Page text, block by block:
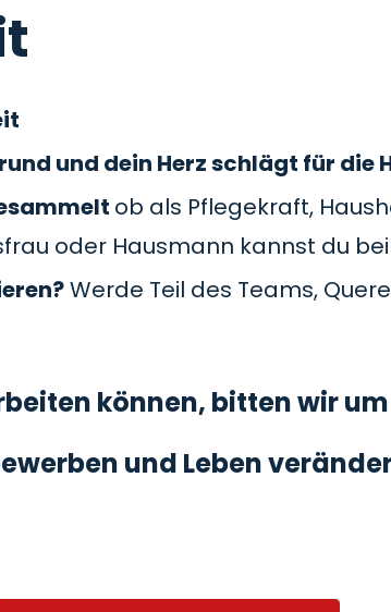
und dein Herz schlägt für die
ob als Pflegekraft,
oder Hausmann kannst du
Werde Teil des Teams,
können, bitten wir
und Leben